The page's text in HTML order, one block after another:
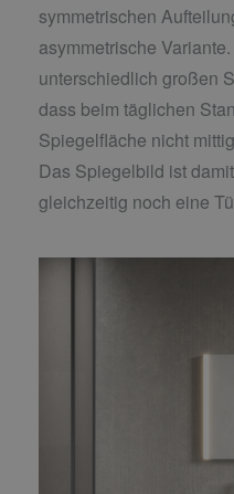
symmetrischen
asymmetrische
unterschiedlich großen
dass beim täglichen
Spiegelfläche nicht
Das Spiegelbild ist
gleichzeitig noch eine